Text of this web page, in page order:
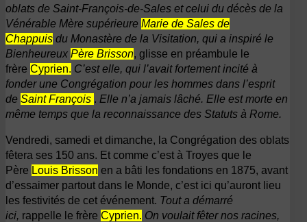
oblats de Saint-François-de-Sales et celui du décès de la
Vénérable Mère supérieure Marie de Sales de
Chappuis du Monastère de la Visitation, qui a inspiré le
Bienheureux Père Brisson, glisse en préambule le
frère Cyprien. C’est elle, qui l’avait fortement incité à
fonder une Congrégation pour les hommes dans l’esprit
de Saint François . Elle n’a jamais lâché. Elle est morte en
même temps que la reconnaissance des Statuts à Rome.
Vendredi, samedi et dimanche, la Congrégation des oblats
fêtera ses 150 ans. Et comme c’est à Troyes que le
Père Louis Brisson en a bâti les fondations en 1875, avant
d’essaimer partout dans le Monde, c’est ici qu’auront lieu
les festivités de cet événement. Tout a démarré
ici, rappelle le frère Cyprien. On voulait fêter nos racines,